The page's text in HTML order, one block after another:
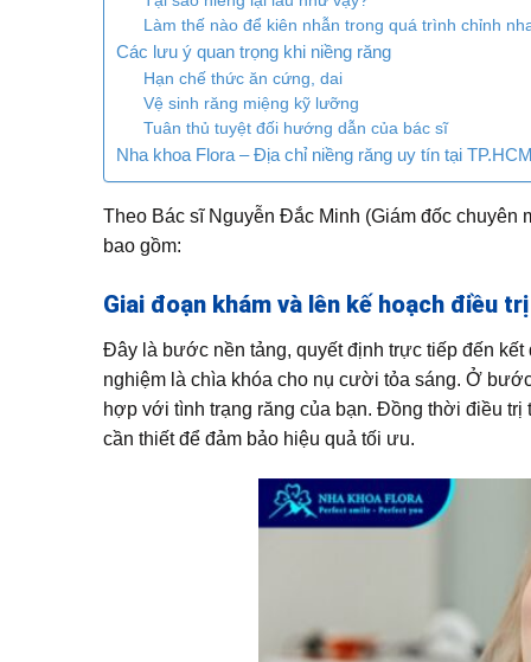
Làm thế nào để kiên nhẫn trong quá trình chỉnh
Các lưu ý quan trọng khi niềng răng
Hạn chế thức ăn cứng, dai
Vệ sinh răng miệng kỹ lưỡng
Tuân thủ tuyệt đối hướng dẫn của bác sĩ
Nha khoa Flora – Địa chỉ niềng răng uy tín tại
Theo Bác sĩ Nguyễn Đắc Minh (Giám đốc chuyên
bao gồm:
Giai đoạn khám và lên kế hoạch điều trị
Đây là bước nền tảng, quyết định trực tiếp đến
nghiệm là chìa khóa cho nụ cười tỏa sáng. Ở
hợp với tình trạng răng của bạn. Đồng thời điều
cần thiết để đảm bảo hiệu quả tối ưu.